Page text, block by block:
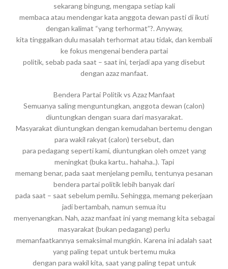
sekarang bingung, mengapa setiap kali
membaca atau mendengar kata anggota dewan pasti di ikuti
dengan kalimat “yang terhormat”?. Anyway,
kita tinggalkan dulu masalah terhormat atau tidak, dan kembali
ke fokus mengenai bendera partai
politik, sebab pada saat – saat ini, terjadi apa yang disebut
dengan azaz manfaat.
Bendera Partai Politik vs Azaz Manfaat
Semuanya saling menguntungkan, anggota dewan (calon)
diuntungkan dengan suara dari masyarakat.
Masyarakat diuntungkan dengan kemudahan bertemu dengan
para wakil rakyat (calon) tersebut, dan
para pedagang seperti kami, diuntungkan oleh omzet yang
meningkat (buka kartu.. hahaha..). Tapi
memang benar, pada saat menjelang pemilu, tentunya pesanan
bendera partai politik lebih banyak dari
pada saat – saat sebelum pemilu. Sehingga, memang pekerjaan
jadi bertambah, namun semua itu
menyenangkan. Nah, azaz manfaat ini yang memang kita sebagai
masyarakat (bukan pedagang) perlu
memanfaatkannya semaksimal mungkin. Karena ini adalah saat
yang paling tepat untuk bertemu muka
dengan para wakil kita, saat yang paling tepat untuk